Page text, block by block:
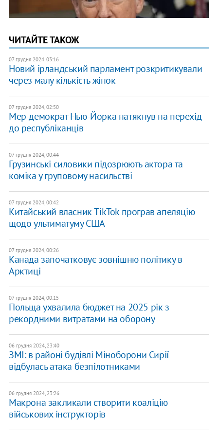
ЧИТАЙТЕ ТАКОЖ
07 грудня 2024, 03:16
Новий ірландський парламент розкритикували
через малу кількість жінок
07 грудня 2024, 02:50
Мер-демократ Нью-Йорка натякнув на перехід
до республіканців
07 грудня 2024, 00:44
Грузинські силовики підозрюють актора та
коміка у груповому насильстві
07 грудня 2024, 00:42
Китайський власник TikTok програв апеляцію
щодо ультиматуму США
07 грудня 2024, 00:26
Канада започатковує зовнішню політику в
Арктиці
07 грудня 2024, 00:15
Польща ухвалила бюджет на 2025 рік з
рекордними витратами на оборону
06 грудня 2024, 23:40
ЗМІ: в районі будівлі Міноборони Сирії
відбулась атака безпілотниками
06 грудня 2024, 23:26
Макрона закликали створити коаліцію
військових інструкторів